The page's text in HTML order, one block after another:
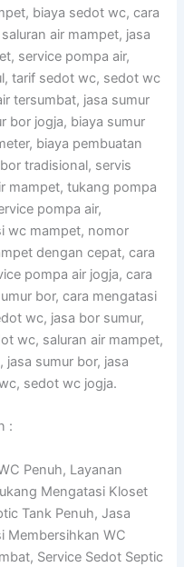
biaya sedot wc, cara
air mampet, jasa
service pompa air,
tarif sedot wc, sedot wc
tersumbat, jasa sumur
bor jogja, biaya sumur
biaya pembuatan
tradisional, servis
mampet, tukang pompa
pompa air,
wc mampet, nomor
dengan cepat, cara
pompa air jogja, cara
bor, cara mengatasi
wc, jasa bor sumur,
wc, saluran air mampet,
sumur bor, jasa
sedot wc jogja.
:
Penuh, Layanan
Mengatasi Kloset
Tank Penuh, Jasa
Membersihkan WC
Service Sedot Septic